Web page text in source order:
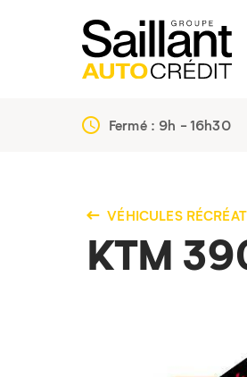
Fermé : 9h - 16h30
VÉHICULES
KTM